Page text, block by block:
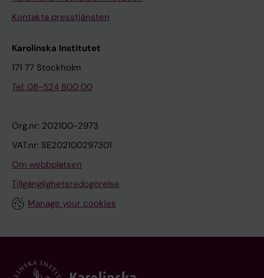
Kontakta presstjänsten
Karolinska Institutet
171 77 Stockholm
Tel: 08-524 800 00
Org.nr: 202100-2973
VAT.nr: SE202100297301
Om webbplatsen
Tillgänglighetsredogörelse
Manage your cookies